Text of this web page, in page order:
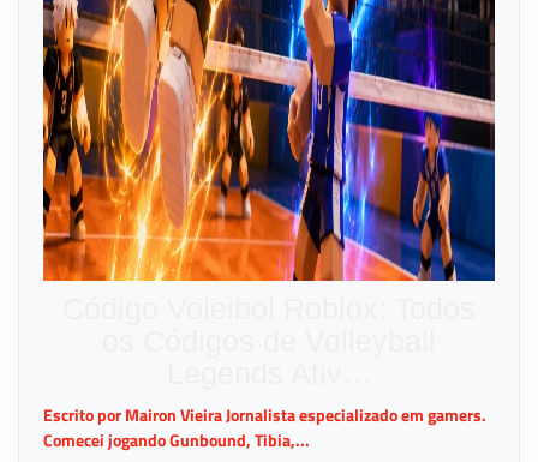
Escrito por Mairon Vieira Jornalista especializado em gamers.
Comecei jogando Gunbound, Tibia,...